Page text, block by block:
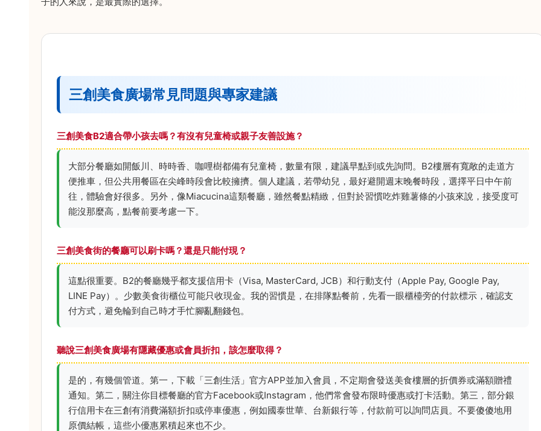
三創美食廣場常見問題與專家建議
三創美食B2適合帶小孩去嗎？有沒有兒童椅或親子友善設施？
大部分餐廳如開飯川、時時香、咖哩樹都備有兒童椅，數量有限，建議早點到或先詢問。B2樓層有寬敞的走道方
便推車，但公共用餐區在尖峰時段會比較擁擠。個人建議，若帶幼兒，最好避開週末晚餐時段，選擇平日中午前
往，體驗會好很多。另外，像Miacucina這類餐廳，雖然餐點精緻，但對於習慣吃炸雞薯條的小孩來說，接受度可
能沒那麼高，點餐前要考慮一下。
三創美食街的餐廳可以刷卡嗎？還是只能付現？
這點很重要。B2的餐廳幾乎都支援信用卡（Visa, MasterCard, JCB）和行動支付（Apple Pay, Google Pay,
LINE Pay）。少數美食街櫃位可能只收現金。我的習慣是，在排隊點餐前，先看一眼櫃檯旁的付款標示，確認支
付方式，避免輪到自己時才手忙腳亂翻錢包。
聽說三創美食廣場有隱藏優惠或會員折扣，該怎麼取得？
是的，有幾個管道。第一，下載「三創生活」官方APP並加入會員，不定期會發送美食樓層的折價券或滿額贈禮
通知。第二，關注你目標餐廳的官方Facebook或Instagram，他們常會發布限時優惠或打卡活動。第三，部分銀
行信用卡在三創有消費滿額折扣或停車優惠，例如國泰世華、台新銀行等，付款前可以詢問店員。不要傻傻地用
原價結帳，這些小優惠累積起來也不少。